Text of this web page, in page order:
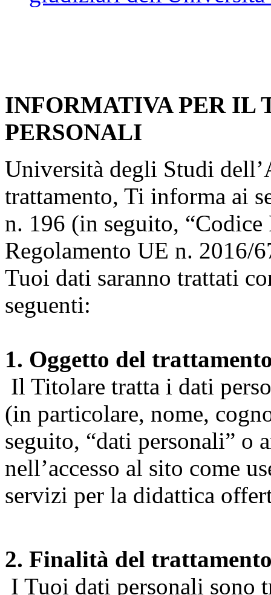
INFORMATIVA PER IL
PERSONALI
Università degli Studi
trattamento, Ti informa ai
n. 196 (in seguito, “Codice
Regolamento UE n. 2016/
Tuoi dati saranno trattati
seguenti:
1. Oggetto del
Il Titolare tratta i dati
(in particolare, nome,
seguito, “dati personali” o
nell’accesso al sito come
servizi per la didattica
2. Finalità del
I Tuoi dati personali sono